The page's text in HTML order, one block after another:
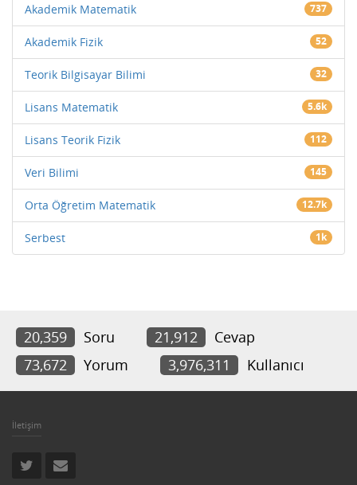
Akademik Matematik 737
Akademik Fizik 52
Teorik Bilgisayar Bilimi 32
Lisans Matematik 5.6k
Lisans Teorik Fizik 112
Veri Bilimi 145
Orta Öğretim Matematik 12.7k
Serbest 1k
20,359 Soru 21,912
Cevap
73,672
Yorum 3,976,311 Kullanıcı
İletişim